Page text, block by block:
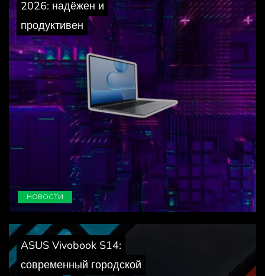
2026: надёжен и
продуктивен
НОВОСТИ
ASUS Vivobook S14:
современный городской